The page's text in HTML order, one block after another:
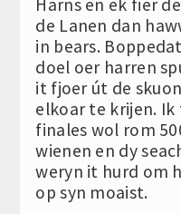
Harns en ek fier
de Lanen dan
in bears.
doel oer harren
it fjoer út de
elkoar te krijen.
finales wol rom
wienen en dy
weryn it hurd om
op syn moaist.